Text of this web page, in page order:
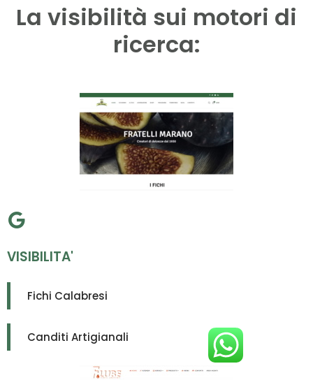
La visibilità sui motori di
ricerca:
VISIBILITA'
Fichi Calabresi
Canditi Artigianali